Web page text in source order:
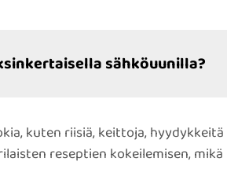
sähköuunilla?
kuten riisiä, keittoja,
reseptien kokeilemisen,